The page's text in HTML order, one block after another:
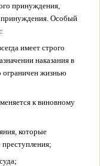
принуждения,
принуждения. Особый
имеет строго
наказания в
ограничен жизнью
к виновному
которые